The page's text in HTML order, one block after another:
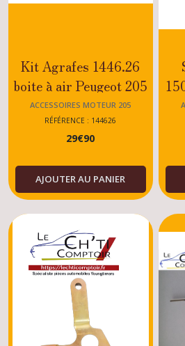
Kit Agrafes 1446.26
boite à air Peugeot 205
Rallye
ACCESSOIRES MOTEUR 205
RÉFÉRENCE : 144626
29€90
AJOUTER AU PANIER